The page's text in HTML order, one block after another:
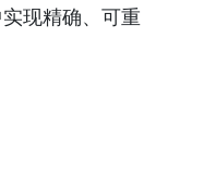
现精确、可重